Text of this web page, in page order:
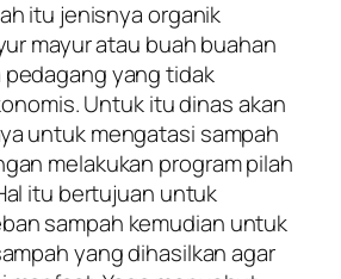
itu jenisnya organik
mayur atau buah buahan
yang tidak
Untuk itu dinas akan
untuk mengatasi sampah
melakukan program pilah
itu bertujuan untuk
sampah kemudian untuk
yang dihasilkan agar